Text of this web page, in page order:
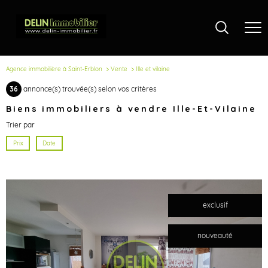
Agence immobilière à Saint-Erblon Vente Ille et vilaine
36 annonce(s) trouvée(s) selon vos critères
Biens immobiliers à vendre Ille-Et-Vilaine
Trier par
Prix Date
exclusif
nouveauté
voir le